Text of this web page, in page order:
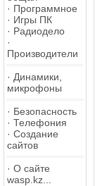
· Программное
· Игры ПК
· Радиодело
·
Производители
· Динамики,
микрофоны
· Безопасность
· Телефония
· Создание
сайтов
· О сайте
wasp.kz...